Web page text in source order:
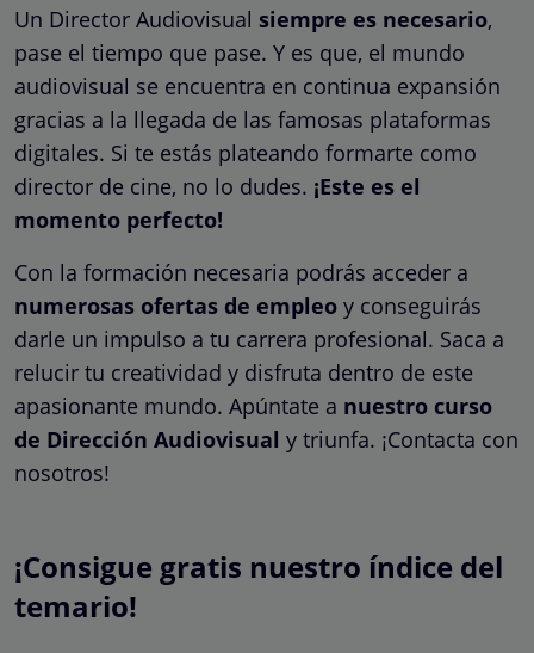
Un Director Audiovisual siempre es necesario,
pase el tiempo que pase. Y es que, el mundo
audiovisual se encuentra en continua expansión
gracias a la llegada de las famosas plataformas
digitales. Si te estás plateando formarte como
director de cine, no lo dudes. ¡Este es el
momento perfecto!
Con la formación necesaria podrás acceder a
numerosas ofertas de empleo y conseguirás
darle un impulso a tu carrera profesional. Saca a
relucir tu creatividad y disfruta dentro de este
apasionante mundo. Apúntate a nuestro curso
de Dirección Audiovisual y triunfa. ¡Contacta con
nosotros!
¡Consigue gratis nuestro índice del
temario!